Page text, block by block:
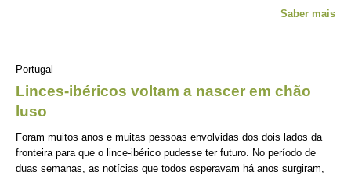
Saber mais
Portugal
Linces-ibéricos voltam a nascer em chão
luso
Foram muitos anos e muitas pessoas envolvidas dos dois lados da
fronteira para que o lince-ibérico pudesse ter futuro. No período de
duas semanas, as notícias que todos esperavam há anos surgiram,